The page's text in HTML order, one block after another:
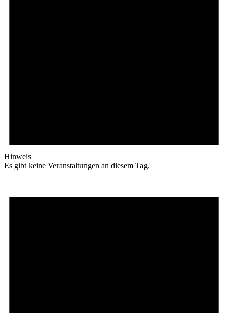
Hinweis
Es gibt keine Veranstaltungen an diesem Tag.